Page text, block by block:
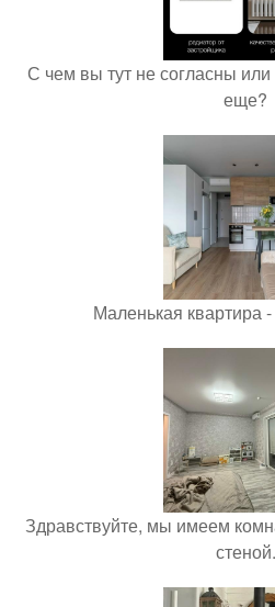
С чем вы тут не согласны
еще?
Маленькая квартира -
Здравствуйте, мы имеем
стеной.